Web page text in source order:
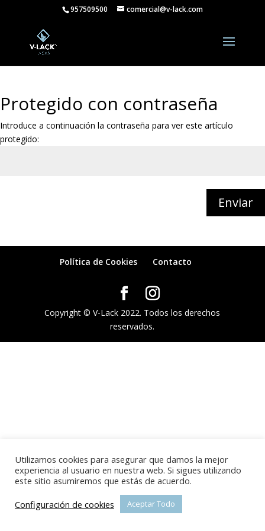
957509500 comercial@v-lack.com
Protegido con contraseña
Introduce a continuación la contraseña para ver este artículo
protegido:
Enviar
Política de Cookies Contacto
Copyright © V-Lack 2022. Todos los derechos
reservados.
Utilizamos cookies para asegurar que damos la mejor
experiencia al usuario en nuestra web. Si sigues utilizando
este sitio asumiremos que estás de acuerdo.
Configuración de cookies
Aceptar Todo